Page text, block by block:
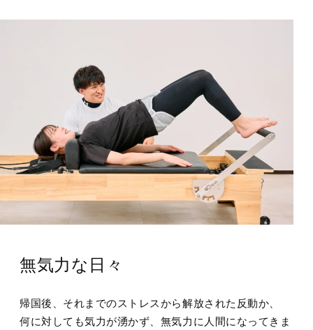
無気力な日々
帰国後、それまでのストレスから解放された反動か、
何に対しても気力が湧かず、無気力に人間になってきま